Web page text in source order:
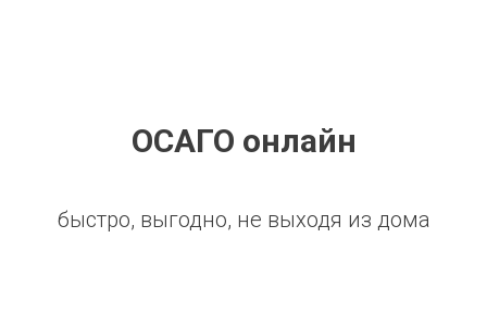
ОСАГО онлайн
быстро, выгодно, не выходя из дома